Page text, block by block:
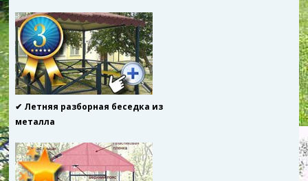
✔ Летняя разборная беседка из
металла